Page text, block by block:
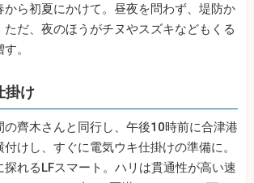
から初夏にかけて。昼夜を問わず、堤防か
ただ、夜のほうがチヌやスズキなどもくる
。
掛け
の齊木さんと同行し、午後10時前に合津港
けし、すぐに電気ウキ仕掛けの準備に。
探れるLFスマート。ハリは貫通性が高い速